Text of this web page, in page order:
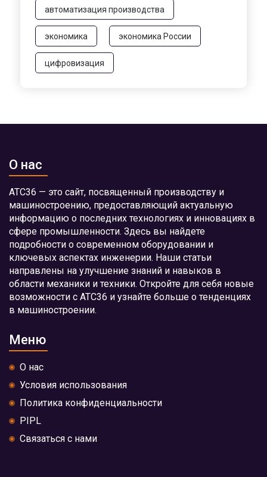
автоматизация производства
экономика экономика России
цифровизация
О нас
АТС36 — это сайт, посвященный производству и
машиностроению, предоставляющий актуальную
информацию о последних технологиях и инновациях в
сфере промышленности. Здесь вы найдете
подробности о современном оборудовании и
ключевых аспектах инженерии. Наши статьи
направлены на улучшение знаний и навыков в
области механики и техники. Откройте для себя новые
возможности с АТС36 и узнайте больше о тенденциях
в машиностроении.
Меню
О нас
Условия использования
Политика конфиденциальности
PIPL
Связаться с нами